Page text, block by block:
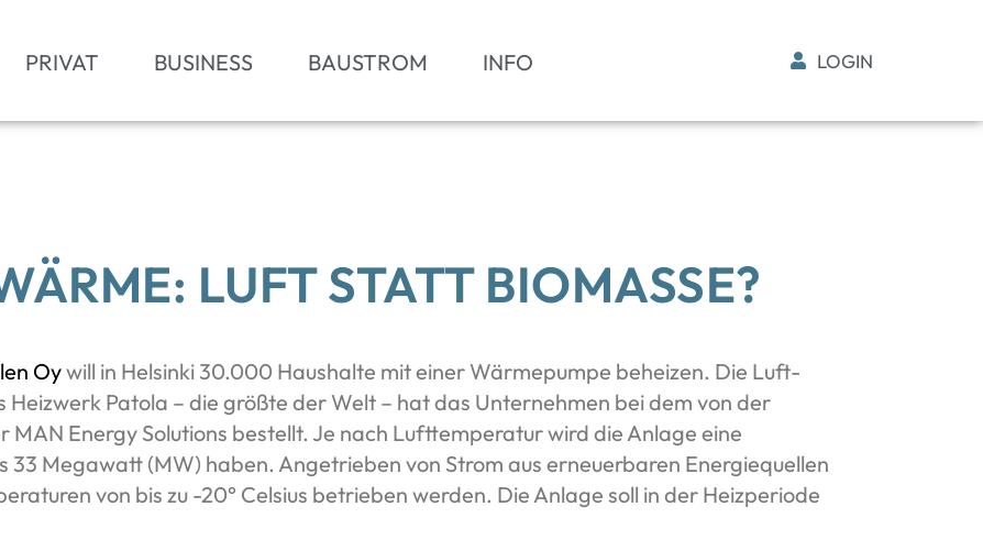
PRIVAT BUSINESS BAUSTROM INFO LOGIN
LUFT STATT BIOMASSE?
Oywill in Helsinki 30.000 Haushalte mit einer Wärmepumpe beheizen. Die Luft-
Patola – die größte der Welt – hat das Unternehmen bei dem von der
MAN Energy Solutions bestellt. Je nach Lufttemperatur wird die Anlage eine
Megawatt (MW) haben. Angetrieben von Strom aus erneuerbaren Energiequellen
von bis zu -20° Celsius betrieben werden. Die Anlage soll in der Heizperiode